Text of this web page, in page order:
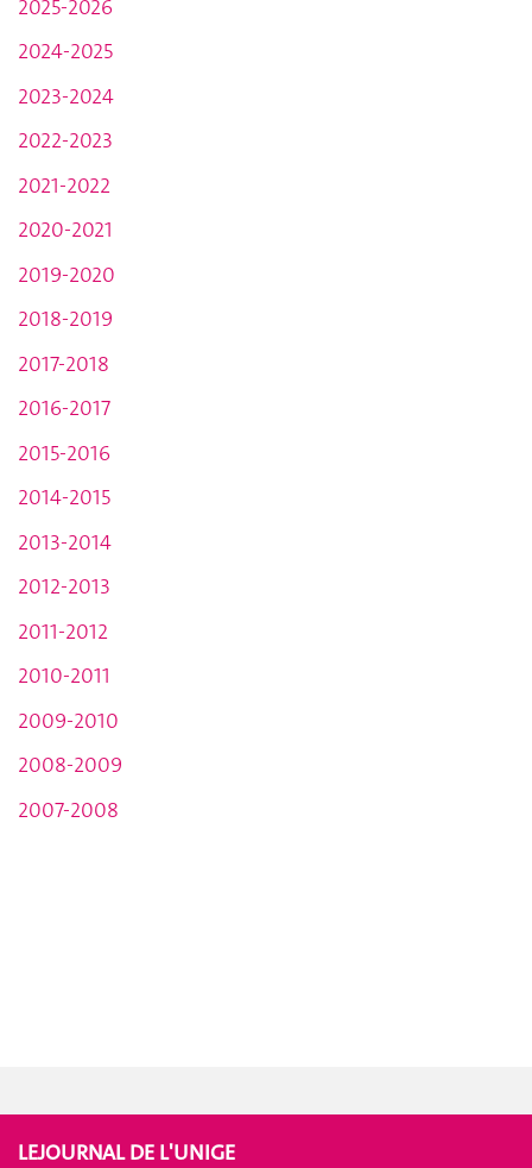
2025-2026
2024-2025
2023-2024
2022-2023
2021-2022
2020-2021
2019-2020
2018-2019
2017-2018
2016-2017
2015-2016
2014-2015
2013-2014
2012-2013
2011-2012
2010-2011
2009-2010
2008-2009
2007-2008
LEJOURNAL DE L'UNIGE